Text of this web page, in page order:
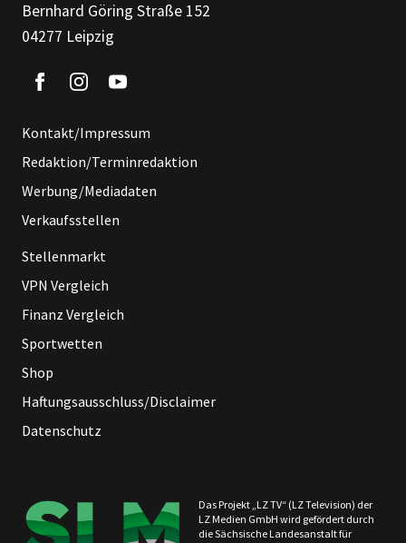
Bernhard Göring Straße 152
04277 Leipzig
Kontakt/Impressum
Redaktion/Terminredaktion
Werbung/Mediadaten
Verkaufsstellen
Stellenmarkt
VPN Vergleich
Finanz Vergleich
Sportwetten
Shop
Haftungsausschluss/Disclaimer
Datenschutz
Das Projekt „LZ TV“ (LZ Television) der
LZ Medien GmbH wird gefördert durch
die Sächsische Landesanstalt für